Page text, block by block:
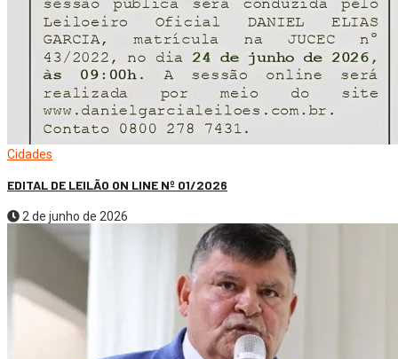
Cidades
EDITAL DE LEILÃO ON LINE Nº 01/2026
2 de junho de 2026